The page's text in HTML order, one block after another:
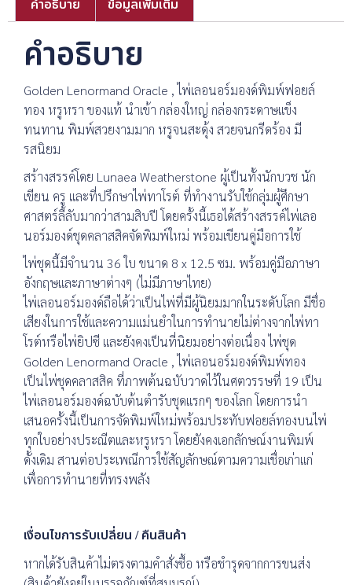
คำอธิบาย ข้อมูลเพิ่มเติม
คำอธิบาย
Golden Lenormand Oracle , ไพ่เลอนอร์มองด์พิมพ์ฟอยล์
ทอง หรูหรา ของแท้ นำเข้า กล่องใหญ่ กล่องกระดาษแข็ง
ทนทาน พิมพ์สวยงามมาก หรูจนสะดุ้ง สวยจนกรีดร้อง มี
รสนิยม
สร้างสรรค์โดย Lunaea Weatherstone ผู้เป็นทั้งนักบวช นัก
เขียน ครู และที่ปรึกษาไพ่ทาโรต์ ที่ทำงานรับใช้กลุ่มผู้ศึกษา
ศาสตร์ลี้ลับมากว่าสามสิบปี โดยครั้งนี้เธอได้สร้างสรรค์ไพ่เลอ
นอร์มองด์ชุดคลาสสิคจัดพิมพ์ใหม่ พร้อมเขียนคู่มือการใช้
ไพ่ชุดนี้มีจำนวน 36 ใบ ขนาด 8 x 12.5 ซม. พร้อมคู่มือภาษา
อังกฤษและภาษาต่างๆ (ไม่มีภาษาไทย)
ไพ่เลอนอร์มองด์ถือได้ว่าเป็นไพ่ที่มีผู้นิยมมากในระดับโลก มีชื่อ
เสียงในการใช้และความแม่นยำในการทำนายไม่ต่างจากไพ่ทา
โรต์หรือไพ่ยิปซี และยังคงเป็นที่นิยมอย่างต่อเนื่อง ไพ่ชุด
Golden Lenormand Oracle , ไพ่เลอนอร์มองด์พิมพ์ทอง
เป็นไพ่ชุดคลาสสิค ที่ภาพต้นฉบับวาดไว้ในศตวรรษที่ 19 เป็น
ไพ่เลอนอร์มองด์ฉบับต้นตำรับชุดแรกๆ ของโลก โดยการนำ
เสนอครั้งนี้เป็นการจัดพิมพ์ใหม่พร้อมประทับฟอยล์ทองบนไพ่
ทุกใบอย่างประณีตและหรูหรา โดยยังคงเอกลักษณ์งานพิมพ์
ดั้งเดิม สานต่อประเพณีการใช้สัญลักษณ์ตามความเชื่อเก่าแก่
เพื่อการทำนายที่ทรงพลัง
เงื่อนไขการรับเปลี่ยน / คืนสินค้า
หากได้รับสินค้าไม่ตรงตามคำสั่งซื้อ หรือชำรุดจากการขนส่ง